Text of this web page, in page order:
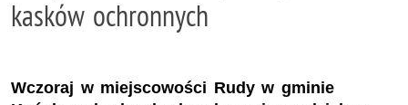
kasków ochronnych
Wczoraj w miejscowości Rudy w gminie